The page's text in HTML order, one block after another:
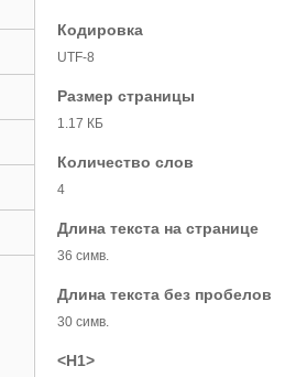
Кодировка
UTF-8
Размер страницы
1.17 КБ
Количество слов
4
Длина текста на странице
36 симв.
Длина текста без пробелов
30 симв.
<H1>